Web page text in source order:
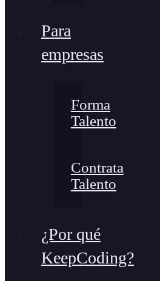
Para
empresas
Forma
Talento
Contrata
Talento
¿Por qué
KeepCoding?